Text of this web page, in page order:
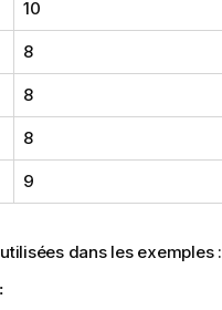
10
8
8
8
9
dans les exemples :